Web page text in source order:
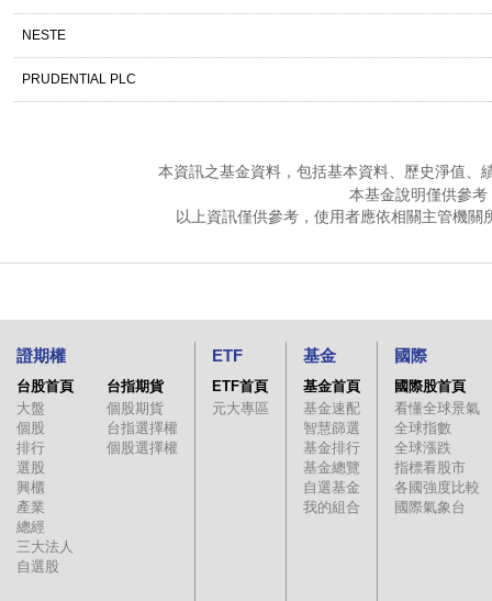
NESTE
PRUDENTIAL PLC
本資訊之基金資料，包括基本資料、歷史淨值、
本基金說明僅供參
以上資訊僅供參考，使用者應依相關主管機
證期權
台股首頁
大盤
個股
排行
選股
興櫃
產業
總經
三大法人
自選股
台指期貨
個股期貨
台指選擇權
個股選擇權
ETF
ETF首頁
元大專區
基金
基金首頁
基金速配
智慧篩選
基金排行
基金總覽
自選基金
我的組合
國際
國際股首頁
看懂全球景氣
全球指數
全球漲跌
指標看股市
各國強度比較
國際氣象台